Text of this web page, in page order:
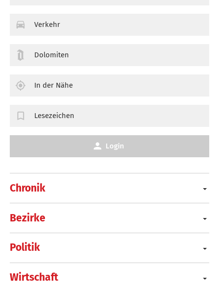
Chronik
Bezirke
Politik
Wirtschaft
Verkehr
Dolomiten
In der Nähe
Lesezeichen
Login